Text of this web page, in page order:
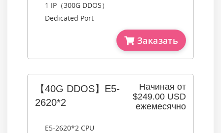
1 IP（300G DDOS）
Dedicated Port
Заказать
Начиная от
$249.00 USD
ежемесячно
【40G DDOS】E5-
2620*2
E5-2620*2 CPU